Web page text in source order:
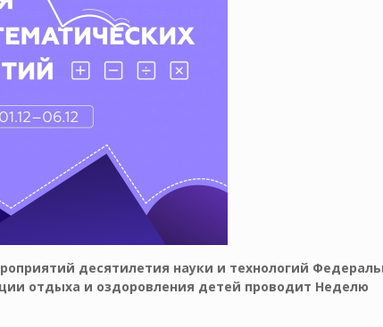
десятилетия науки и технологий
отдыха и оздоровления детей проводит Неделю